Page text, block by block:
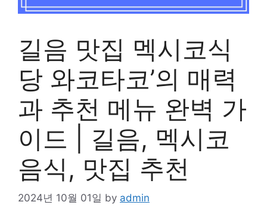
길음 맛집 멕시코식
당 와코타코’의 매력
과 추천 메뉴 완벽 가
이드 | 길음, 멕시코
음식, 맛집 추천
2024년 10월 01일 by admin